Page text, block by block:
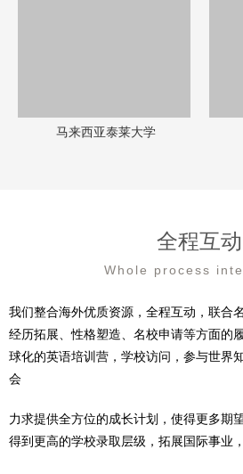
得到更高的学校录取层级，拓展国际事业
我们的优
OUR
马来西亚高校合作